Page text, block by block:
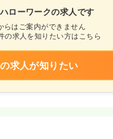
ローワークの求人です
らはご案内ができません
の求人を知りたい方はこちら
求人が知りたい